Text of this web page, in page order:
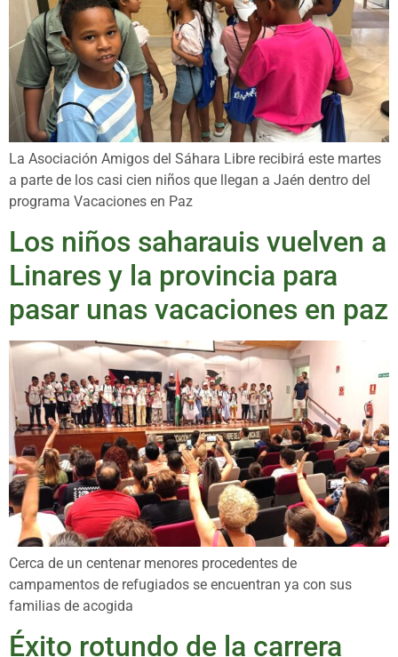
La Asociación Amigos del Sáhara Libre recibirá este martes
a parte de los casi cien niños que llegan a Jaén dentro del
programa Vacaciones en Paz
Los niños saharauis vuelven a
Linares y la provincia para
pasar unas vacaciones en paz
Cerca de un centenar menores procedentes de
campamentos de refugiados se encuentran ya con sus
familias de acogida
Éxito rotundo de la carrera